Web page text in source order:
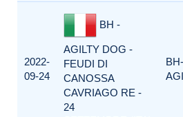
2022-
09-24
BH -
AGILTY DOG -
FEUDI DI
CANOSSA
CAVRIAGO RE -
24
BH-